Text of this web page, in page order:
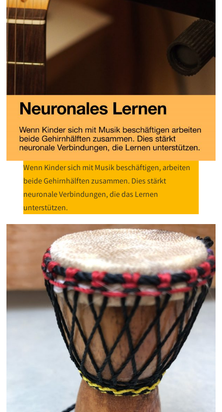
Wenn Kinder sich mit Musik beschäftigen, arbeiten
beide Gehirnhälften zusammen. Dies stärkt
neuronale Verbindungen, die das Lernen
unterstützen.